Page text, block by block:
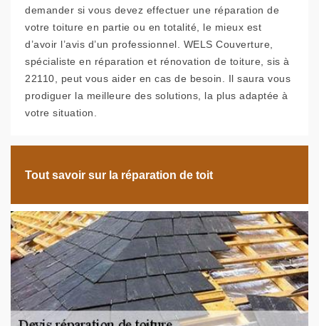
demander si vous devez effectuer une réparation de
votre toiture en partie ou en totalité, le mieux est
d’avoir l’avis d’un professionnel. WELS Couverture,
spécialiste en réparation et rénovation de toiture, sis à
22110, peut vous aider en cas de besoin. Il saura vous
prodiguer la meilleure des solutions, la plus adaptée à
votre situation.
Tout savoir sur la réparation de toit